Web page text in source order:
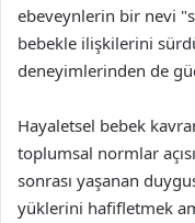
ebeveynlerin bir nevi
bebekle ilişkilerini
deneyimlerinden de
Hayaletsel bebek
toplumsal normlar
sonrası yaşanan
yüklerini hafifletmek